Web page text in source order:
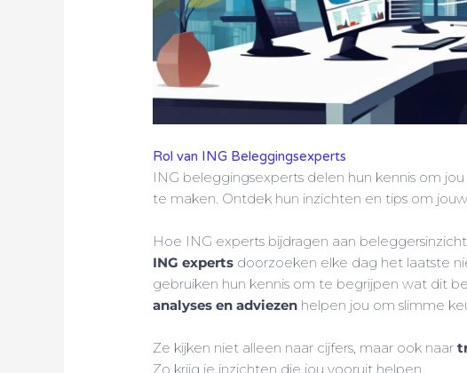
Rol van ING Beleggingsexperts
ING beleggingsexperts delen hun kennis om
te maken. Ontdek hun inzichten en tips om jouw
Hoe ING experts bijdragen aan
ING experts doorzoeken elke dag het laatste
gebruiken hun kennis om te begrijpen wat dit
analyses en adviezen helpen jou om slimme
Ze kijken niet alleen naar cijfers, maar ook naar
Zo krijg je inzichten die jou vooruit helpen.